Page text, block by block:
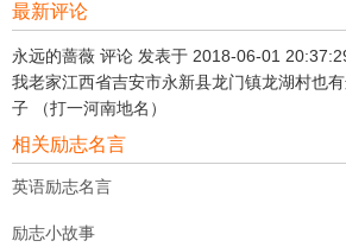
最新评论
永远的蔷薇 评论 发表于 2018-06-01
我老家江西省吉安市永新县龙门镇龙湖村也
子 （打一河南地名）
相关励志名言
英语励志名言
励志小故事